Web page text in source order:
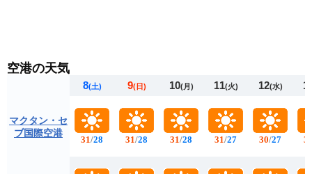
空港の天気
マクタン・セ
ブ国際空港
8(土)
31/28
9(日)
31/28
10(月)
31/28
11(火)
31/27
12(水)
30/27